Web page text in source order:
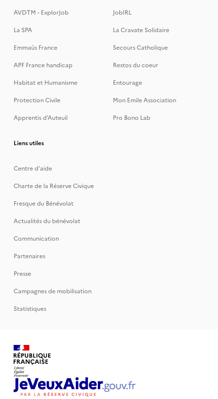
AVDTM - ExplorJob
JobIRL
La SPA
La Cravate Solidaire
Emmaüs France
Secours Catholique
APF France handicap
Restos du coeur
Habitat et Humanisme
Entourage
Protection Civile
Mon Emile Association
Apprentis d’Auteuil
Pro Bono Lab
Liens utiles
Centre d'aide
Charte de la Réserve Civique
Fresque du Bénévolat
Actualités du bénévolat
Communication
Partenaires
Presse
Campagnes de mobilisation
Statistiques